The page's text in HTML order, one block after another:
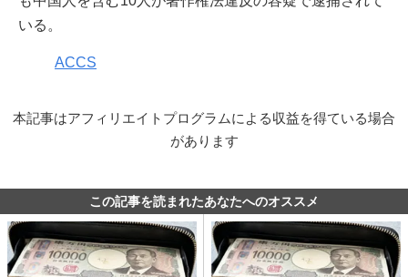
いる。
ACCS
本記事はアフィリエイトプログラムによる収益を得ている場合
があります
この記事を読まれたあなたへのオススメ